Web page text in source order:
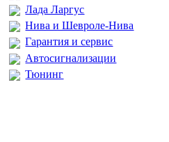
Лада Ларгус
Нива и Шевроле-Нива
Гарантия и сервис
Автосигнализации
Тюнинг